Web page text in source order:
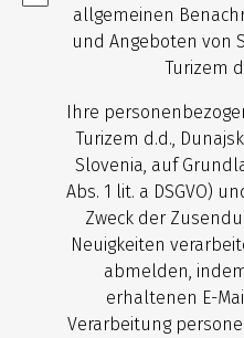
allgemeinen
und Angeboten von
Turizem
Ihre
Turizem d.d.,
Slovenia, auf
Abs. 1 lit. a DSGVO)
Zweck der
Neuigkeiten
abmelden,
erhaltenen E-
Verarbeitung